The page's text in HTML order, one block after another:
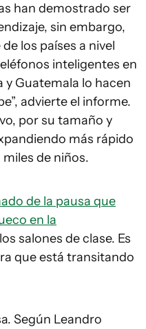
han demostrado ser
sin embargo,
los países a nivel
inteligentes en
y Guatemala lo hacen
advierte el informe.
por su tamaño y
más rápido
de niños.
de la pausa que
en la
salones de clase. Es
que está transitando
Según Leandro